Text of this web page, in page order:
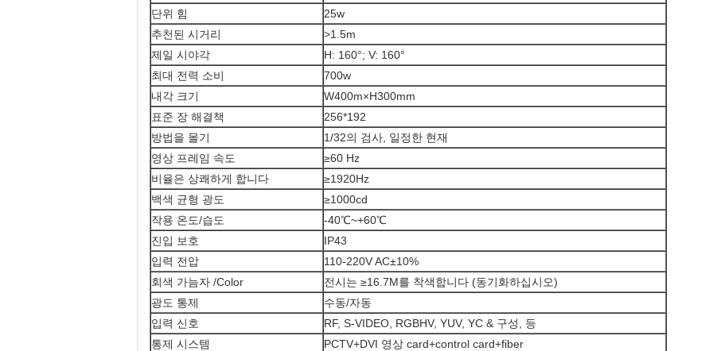
단위 힘
25w
추천된 시거리
>1.5m
제일 시야각
H: 160°; V: 160°
최대 전력 소비
700w
내각 크기
W400m×H300mm
표준 장 해결책
256*192
방법을 몰기
1/32의 검사, 일정한 현재
영상 프레임 속도
≥60 Hz
비율은 상쾌하게 합니다
≥1920Hz
백색 균형 광도
≥1000cd
작용 온도/습도
-40℃~+60℃
진입 보호
IP43
입력 전압
110-220V AC±10%
회색 가늠자 /Color
전시는 ≥16.7M를 착색합니다 (동기화하십시오)
광도 통제
수동/자동
입력 신호
RF, S-VIDEO, RGBHV, YUV, YC & 구성, 등
통제 시스템
PCTV+DVI 영상 card+control card+fiber